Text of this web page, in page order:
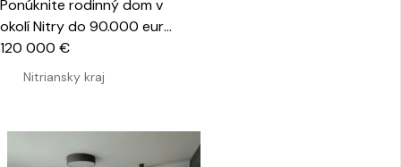
Ponúknite rodinný dom v
okolí Nitry do 90.000 eur…
Nitriansky kraj
120 000 €